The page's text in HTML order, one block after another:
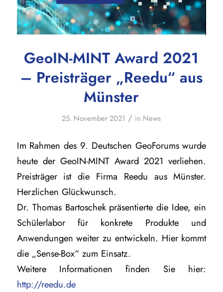
GeoIN-MINT Award 2021
– Preisträger „Reedu“ aus
Münster
25. November 2021 / in News
Im Rahmen des 9. Deutschen GeoForums wurde
heute der GeoIN-MINT Award 2021 verliehen.
Preisträger ist die Firma Reedu aus Münster.
Herzlichen Glückwunsch.
Dr. Thomas Bartoschek präsentierte die Idee, ein
Schülerlabor für konkrete Produkte und
Anwendungen weiter zu entwickeln. Hier kommt
die „Sense-Box“ zum Einsatz.
Weitere Informationen finden Sie hier:
http://reedu.de